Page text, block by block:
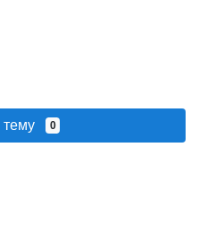
тему 0